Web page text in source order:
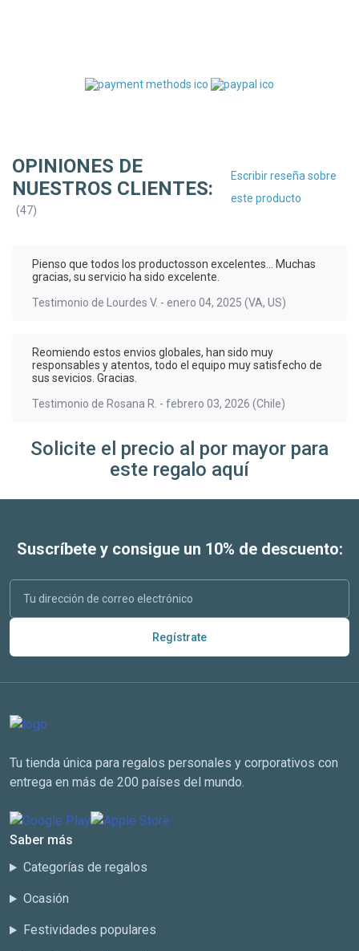
OPINIONES DE
NUESTROS CLIENTES:
(47)
Escribir reseña sobre
este producto
Pienso que todos los productosson excelentes... Muchas
gracias, su servicio ha sido excelente.
Testimonio de Lourdes V. - enero 04, 2025 (VA, US)
Reomiendo estos envios globales, han sido muy
responsables y atentos, todo el equipo muy satisfecho de
sus sevicios. Gracias.
Testimonio de Rosana R. - febrero 03, 2026 (Chile)
Solicite el precio al por mayor para
este regalo aquí
Suscríbete y consigue un 10% de descuento:
Regístrate
Tu tienda única para regalos personales y corporativos con
entrega en más de 200 países del mundo.
Saber más
Categorías de regalos
Ocasión
Festividades populares